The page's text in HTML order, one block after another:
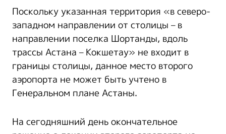
Поскольку указанная территория «в северо-
западном направлении от столицы – в
направлении поселка Шортанды, вдоль
трассы Астана – Кокшетау» не входит в
границы столицы, данное место второго
аэропорта не может быть учтено в
Генеральном плане Астаны.
На сегодняшний день окончательное